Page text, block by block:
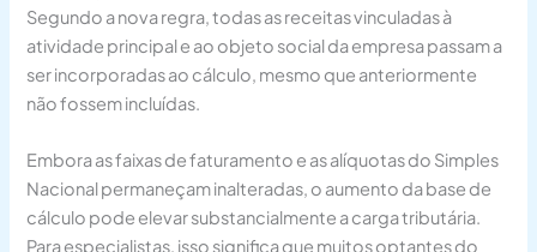
Segundo a nova regra, todas as receitas vinculadas à
atividade principal e ao objeto social da empresa passam a
ser incorporadas ao cálculo, mesmo que anteriormente
não fossem incluídas.
Embora as faixas de faturamento e as alíquotas do Simples
Nacional permaneçam inalteradas, o aumento da base de
cálculo pode elevar substancialmente a carga tributária.
Para especialistas, isso significa que muitos optantes do